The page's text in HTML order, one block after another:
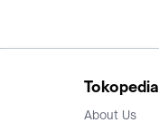
Tokopedia
About Us